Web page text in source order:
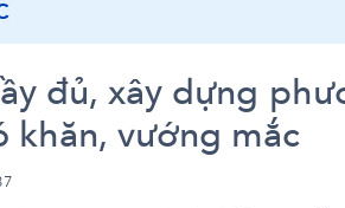
đủ, xây dựng
khăn, vướng mắc